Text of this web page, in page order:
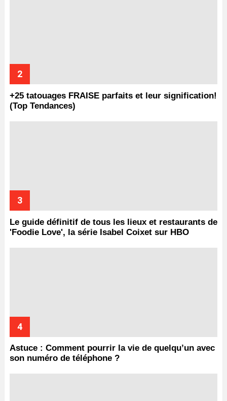
+25 tatouages ​​FRAISE parfaits et leur signification!
(Top Tendances)
Le guide définitif de tous les lieux et restaurants de
'Foodie Love', la série Isabel Coixet sur HBO
Astuce : Comment pourrir la vie de quelqu’un avec
son numéro de téléphone ?